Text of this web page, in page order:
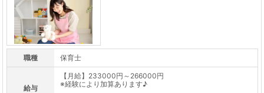
職種 保育士
給与
【月給】233000円～266000円
※経験により加算あります♪